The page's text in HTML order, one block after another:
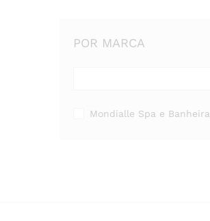
POR MARCA
Mondialle Spa e Banheira